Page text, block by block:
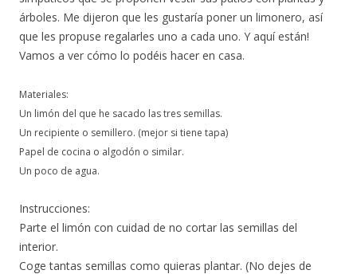
árboles. Me dijeron que les gustaría poner un limonero, así
que les propuse regalarles uno a cada uno. Y aquí están!
Vamos a ver cómo lo podéis hacer en casa.
Materiales:
Un limón del que he sacado las tres semillas.
Un recipiente o semillero. (mejor si tiene tapa)
Papel de cocina o algodón o similar.
Un poco de agua.
Instrucciones:
Parte el limón con cuidad de no cortar las semillas del
interior.
Coge tantas semillas como quieras plantar. (No dejes de